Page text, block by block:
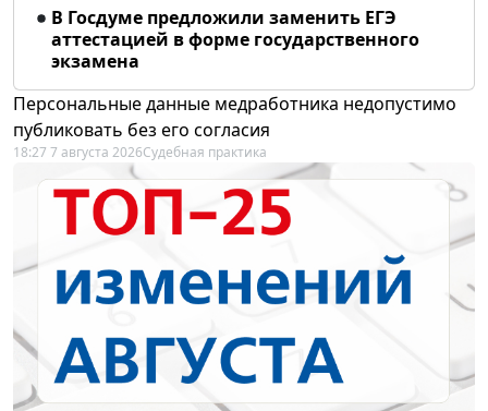
В Госдуме предложили заменить ЕГЭ
аттестацией в форме государственного
экзамена
Персональные данные медработника недопустимо
публиковать без его согласия
18:27 7 августа 2026Судебная практика